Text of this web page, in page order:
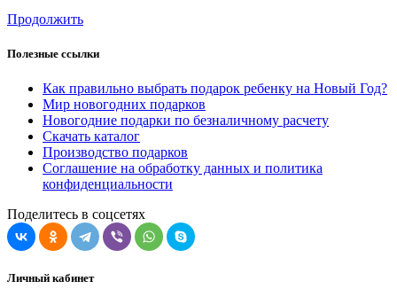
Продолжить
Полезные ссылки
Как правильно выбрать подарок ребенку на Новый Год?
Мир новогодних подарков
Новогодние подарки по безналичному расчету
Скачать каталог
Производство подарков
Соглашение на обработку данных и политика
конфиденциальности
Поделитесь в соцсетях
Личный кабинет